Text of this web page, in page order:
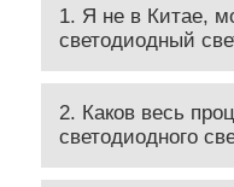
1. Я не в Китае,
светодиодный
2. Каков весь
светодиодного